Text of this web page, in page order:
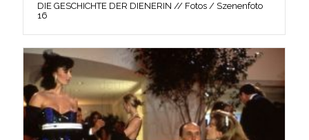
DIE GESCHICHTE DER DIENERIN // Fotos / Szenenfoto
16